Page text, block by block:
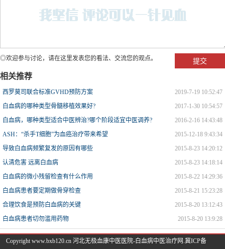
◎欢迎参与讨论，请在这里发表您的看法、交流您的观点。
相关推荐
西罗莫司联合标准GVHD预防方案
2019-7-19 10:52:47
白血病的哪种类型骨髓移植效果好?
2017-1-30 10:54:57
白血病，哪种类型适合中医辨治?哪个阶段适宜中医调养?
2016-2-16 14:43:48
ASH：“杀手T细胞”为血癌治疗带来希望
2015-12-18 9:43:34
导致白血病频繁复发的原因有哪些
2015-8-23 14:20:12
认清危害 远离白血病
2015-8-23 14:18:14
白血病的微小残留检查有什么作用
2015-8-22 14:29:36
白血病患者要定期做骨穿检查
2015-8-21 15:23:28
合理饮食是预防白血病的关键
2015-8-20 13:12:43
白血病患者切勿滥用药物
2015-8-20 13:9:28
Copyright www.bxb120.cn 河北无极血康中医医院-白血病中医治疗网.冀ICP备